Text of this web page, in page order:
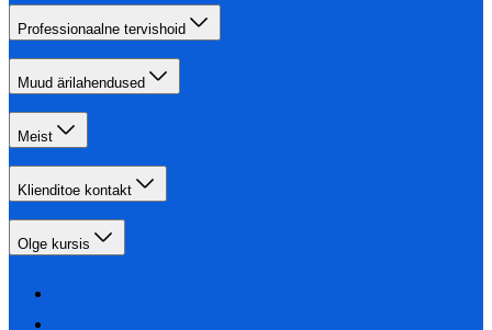
Professionaalne tervishoid
Muud ärilahendused
Meist
Klienditoe kontakt
Olge kursis